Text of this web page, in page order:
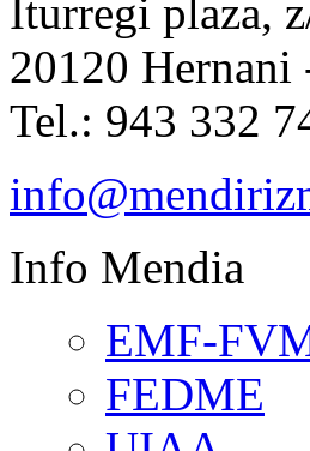
Iturregi plaza,
20120 Hernani
Tel.: 943 332
Info Mendia
EMF-
FEDME